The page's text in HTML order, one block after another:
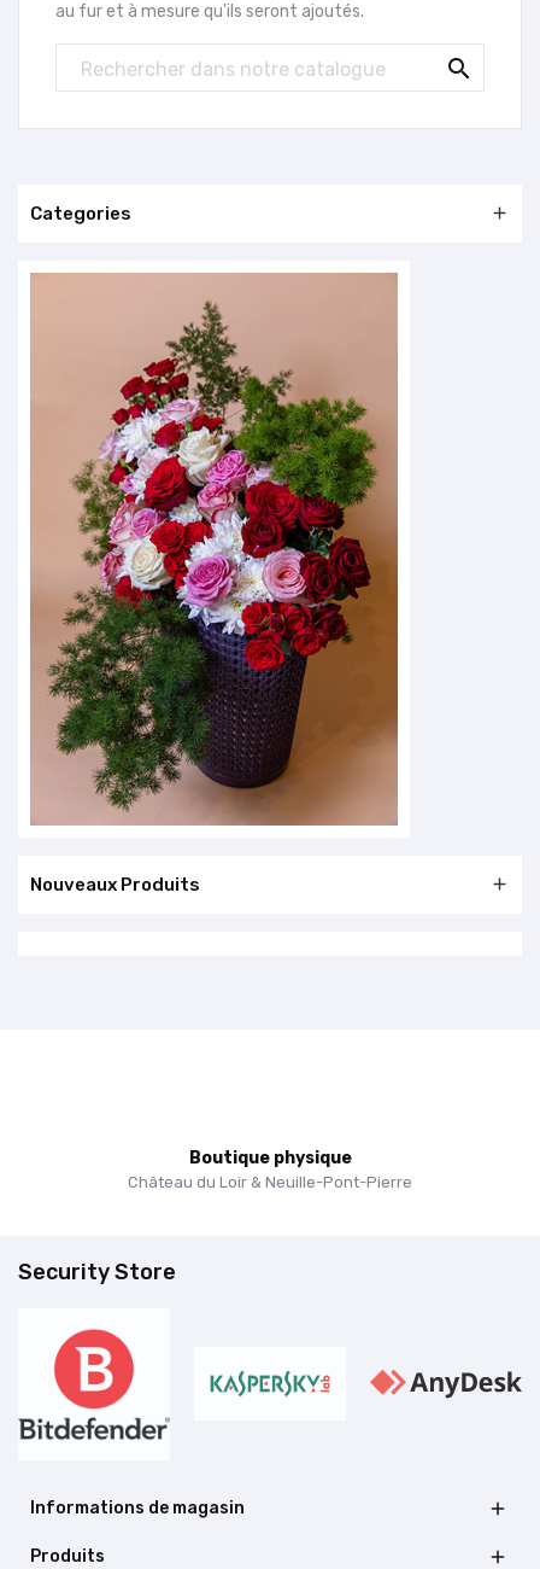
au fur et à mesure qu'ils seront ajoutés.

Categories 
Nouveaux Produits 
Boutique physique
Château du Loir & Neuille-Pont-Pierre
Security Store
Informations de magasin 
Produits 